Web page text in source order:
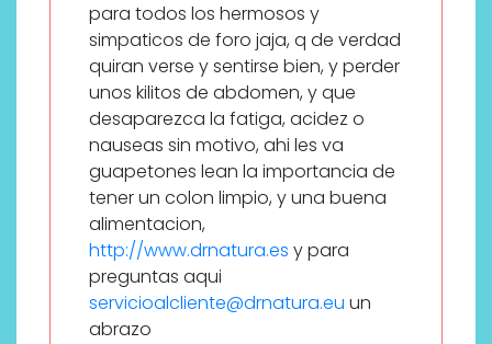
para todos los hermosos y
simpaticos de foro jaja, q de verdad
quiran verse y sentirse bien, y perder
unos kilitos de abdomen, y que
desaparezca la fatiga, acidez o
nauseas sin motivo, ahi les va
guapetones lean la importancia de
tener un colon limpio, y una buena
alimentacion,
http://www.drnatura.es y para
preguntas aqui
servicioalcliente@drnatura.eu un
abrazo